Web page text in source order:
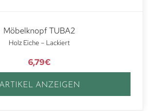
Möbelknopf TUBA2
Holz Eiche – Lackiert
6,79€
ARTIKEL ANZEIGEN